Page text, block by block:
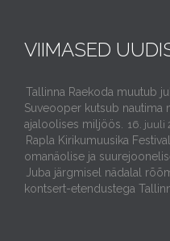
VIIMASED
Tallinna Raekoda muutub
Suveooper kutsub nautima
ajaloolises miljöös.
16. juuli
Rapla Kirikumuusika
omanäolise ja
Juba järgmisel nädalal
kontsert-etendustega